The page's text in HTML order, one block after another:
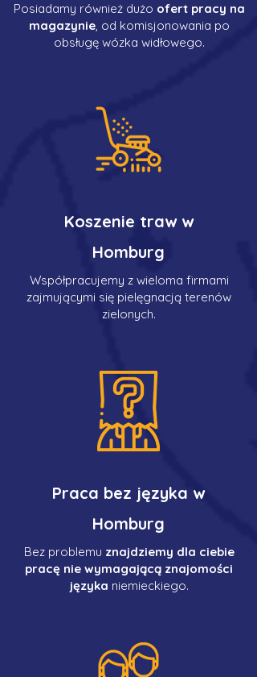
Posiadamy również dużo ofert pracy na
magazynie, od komisjonowania po
obsługę wózka widłowego.
Koszenie traw w
Homburg
Współpracujemy z wieloma firmami
zajmującymi się pielęgnacją terenów
zielonych.
Praca bez języka w
Homburg
Bez problemu znajdziemy dla ciebie
pracę nie wymagającą znajomości
języka niemieckiego.